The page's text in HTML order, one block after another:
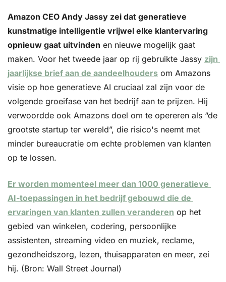
Amazon CEO Andy Jassy zei dat generatieve
kunstmatige intelligentie vrijwel elke klantervaring
opnieuw gaat uitvinden en nieuwe mogelijk gaat
maken. Voor het tweede jaar op rij gebruikte Jassy zijn
jaarlijkse brief aan de aandeelhouders om Amazons
visie op hoe generatieve AI cruciaal zal zijn voor de
volgende groeifase van het bedrijf aan te prijzen. Hij
verwoordde ook Amazons doel om te opereren als “de
grootste startup ter wereld”, die risico's neemt met
minder bureaucratie om echte problemen van klanten
op te lossen.
Er worden momenteel meer dan 1000 generatieve
AI-toepassingen in het bedrijf gebouwd die de
ervaringen van klanten zullen veranderen op het
gebied van winkelen, codering, persoonlijke
assistenten, streaming video en muziek, reclame,
gezondheidszorg, lezen, thuisapparaten en meer, zei
hij. (Bron: Wall Street Journal)